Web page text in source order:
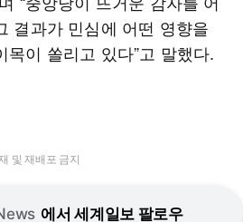
결과가 민심에 어떤 영향을
목이 쏠리고 있다”고 말했다.
및 재배포 금지
에서 세계일보 팔로우